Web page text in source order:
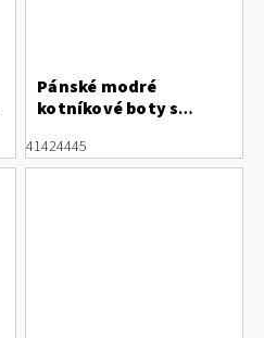
Pánské modré
kotníkové boty s
Marco Tozzi
41424445